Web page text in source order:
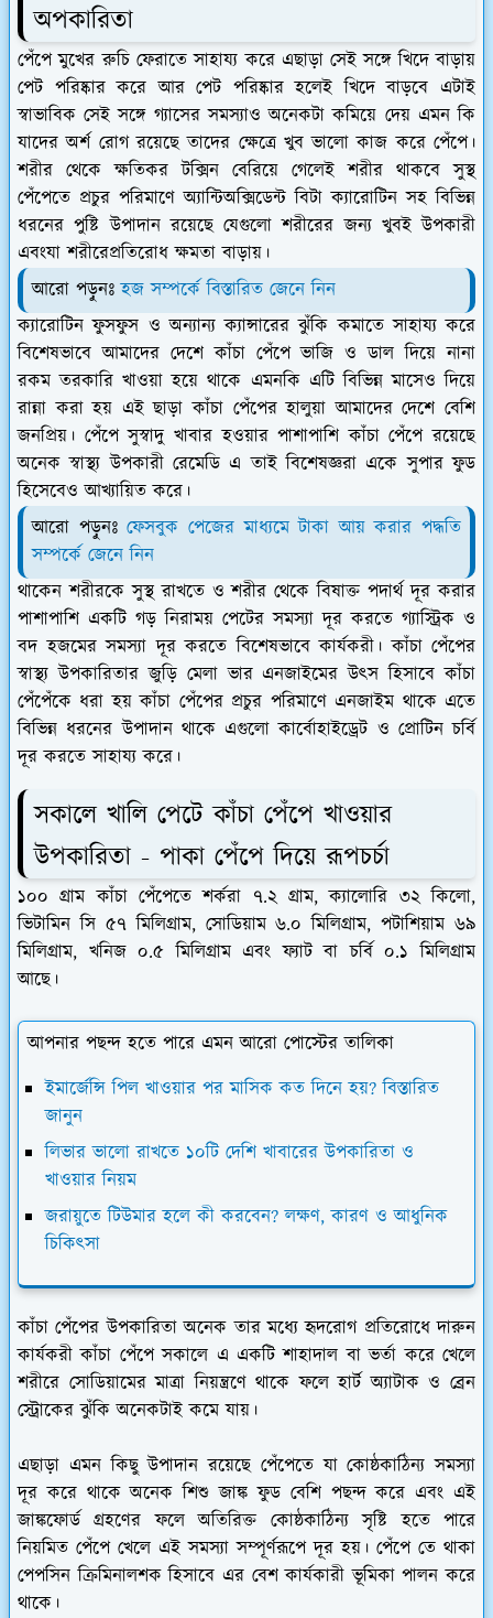
অপকারিতা
পেঁপে মুখের রুচি ফেরাতে সাহায্য করে এছাড়া সেই সঙ্গে খিদে বাড়ায়
পেট পরিষ্কার করে আর পেট পরিষ্কার হলেই খিদে বাড়বে এটাই
স্বাভাবিক সেই সঙ্গে গ্যাসের সমস্যাও অনেকটা কমিয়ে দেয় এমন কি
যাদের অর্শ রোগ রয়েছে তাদের ক্ষেত্রে খুব ভালো কাজ করে পেঁপে।
শরীর থেকে ক্ষতিকর টক্সিন বেরিয়ে গেলেই শরীর থাকবে সুস্থ
পেঁপেতে প্রচুর পরিমাণে অ্যান্টিঅক্সিডেন্ট বিটা ক্যারোটিন সহ বিভিন্ন
ধরনের পুষ্টি উপাদান রয়েছে যেগুলো শরীরের জন্য খুবই উপকারী
এবংযা শরীরেপ্রতিরোধ ক্ষমতা বাড়ায়।
আরো পড়ুনঃহজ সম্পর্কে বিস্তারিত জেনে নিন
ক্যারোটিন ফুসফুস ও অন্যান্য ক্যান্সারের ঝুঁকি কমাতে সাহায্য করে
বিশেষভাবে আমাদের দেশে কাঁচা পেঁপে ভাজি ও ডাল দিয়ে নানা
রকম তরকারি খাওয়া হয়ে থাকে এমনকি এটি বিভিন্ন মাসেও দিয়ে
রান্না করা হয় এই ছাড়া কাঁচা পেঁপের হালুয়া আমাদের দেশে বেশি
জনপ্রিয়। পেঁপে সুস্বাদু খাবার হওয়ার পাশাপাশি কাঁচা পেঁপে রয়েছে
অনেক স্বাস্থ্য উপকারী রেমেডি এ তাই বিশেষজ্ঞরা একে সুপার ফুড
হিসেবেও আখ্যায়িত করে।
আরো পড়ুনঃফেসবুক পেজের মাধ্যমে টাকা আয় করার পদ্ধতি
সম্পর্কে জেনে নিন
থাকেন শরীরকে সুস্থ রাখতে ও শরীর থেকে বিষাক্ত পদার্থ দূর করার
পাশাপাশি একটি গড় নিরাময় পেটের সমস্যা দূর করতে গ্যাস্ট্রিক ও
বদ হজমের সমস্যা দূর করতে বিশেষভাবে কার্যকরী। কাঁচা পেঁপের
স্বাস্থ্য উপকারিতার জুড়ি মেলা ভার এনজাইমের উৎস হিসাবে কাঁচা
পেঁপেঁকে ধরা হয় কাঁচা পেঁপের প্রচুর পরিমাণে এনজাইম থাকে এতে
বিভিন্ন ধরনের উপাদান থাকে এগুলো কার্বোহাইড্রেট ও প্রোটিন চর্বি
দূর করতে সাহায্য করে।
সকালে খালি পেটে কাঁচা পেঁপে খাওয়ার
উপকারিতা - পাকা পেঁপে দিয়ে রূপচর্চা
১০০ গ্রাম কাঁচা পেঁপেতে শর্করা ৭.২ গ্রাম, ক্যালোরি ৩২ কিলো,
ভিটামিন সি ৫৭ মিলিগ্রাম, সোডিয়াম ৬.০ মিলিগ্রাম, পটাশিয়াম ৬৯
মিলিগ্রাম, খনিজ ০.৫ মিলিগ্রাম এবং ফ্যাট বা চর্বি ০.১ মিলিগ্রাম
আছে।
আপনার পছন্দ হতে পারে এমন আরো পোস্টের তালিকা
ইমার্জেন্সি পিল খাওয়ার পর মাসিক কত দিনে হয়? বিস্তারিত
জানুন
লিভার ভালো রাখতে ১০টি দেশি খাবারের উপকারিতা ও
খাওয়ার নিয়ম
জরায়ুতে টিউমার হলে কী করবেন? লক্ষণ, কারণ ও আধুনিক
চিকিৎসা
কাঁচা পেঁপের উপকারিতা অনেক তার মধ্যে হৃদরোগ প্রতিরোধে দারুন
কার্যকরী কাঁচা পেঁপে সকালে এ একটি শাহাদাল বা ভর্তা করে খেলে
শরীরে সোডিয়ামের মাত্রা নিয়ন্ত্রণে থাকে ফলে হার্ট অ্যাটাক ও ব্রেন
স্ট্রোকের ঝুঁকি অনেকটাই কমে যায়।
এছাড়া এমন কিছু উপাদান রয়েছে পেঁপেতে যা কোষ্ঠকাঠিন্য সমস্যা
দূর করে থাকে অনেক শিশু জাঙ্ক ফুড বেশি পছন্দ করে এবং এই
জাঙ্কফোর্ড গ্রহণের ফলে অতিরিক্ত কোষ্ঠকাঠিন্য সৃষ্টি হতে পারে
নিয়মিত পেঁপে খেলে এই সমস্যা সম্পূর্ণরূপে দূর হয়। পেঁপে তে থাকা
পেপসিন ক্রিমিনালশক হিসাবে এর বেশ কার্যকারী ভূমিকা পালন করে
থাকে।